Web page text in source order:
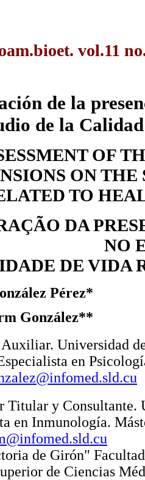
vol.11
de la
de la
OF
ON
TO
DA
NO
DE VIDA
Pérez*
González**
Universidad
en
Titular y Consultante.
en Inmunología.
de Girón"
de Ciencias